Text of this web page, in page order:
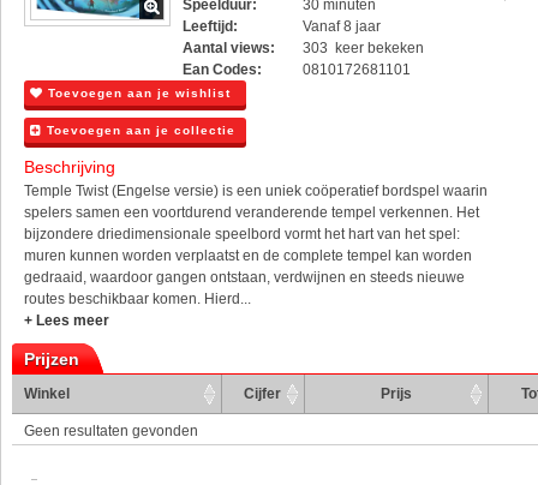
Speelduur:
30 minuten
Leeftijd:
Vanaf 8 jaar
Aantal views:
303 keer bekeken
Ean Codes:
0810172681101
Toevoegen aan je wishlist
Toevoegen aan je collectie
Beschrijving
Temple Twist (Engelse versie) is een uniek coöperatief bordspel waarin
spelers samen een voortdurend veranderende tempel verkennen. Het
bijzondere driedimensionale speelbord vormt het hart van het spel:
muren kunnen worden verplaatst en de complete tempel kan worden
gedraaid, waardoor gangen ontstaan, verdwijnen en steeds nieuwe
routes beschikbaar komen. Hierd...
+ Lees meer
Prijzen
Winkel Cijfer Prijs
Geen resultaten gevonden